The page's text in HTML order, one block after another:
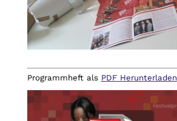
Programmheft als PDF Herunterladen